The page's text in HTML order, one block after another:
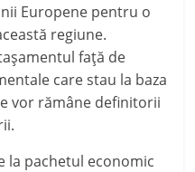
Europene pentru o
regiune.
faţă de
care stau la baza
vor rămâne definitorii
la pachetul economic